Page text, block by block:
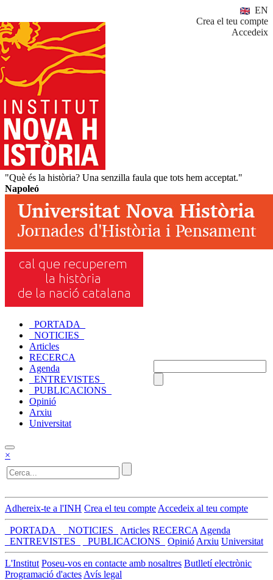
EN
Crea el teu compte
Accedeix
"Què és la història? Una senzilla faula que tots hem acceptat."
Napoleó
_PORTADA_
_NOTICIES_
Articles
RECERCA
Agenda
_ENTREVISTES_
_PUBLICACIONS_
Opinió
Arxiu
Universitat
×
Adhereix-te a l'INH Crea el teu compte Accedeix al teu compte
_PORTADA_ _NOTICIES_ Articles RECERCA Agenda
_ENTREVISTES_
_PUBLICACIONS_ Opinió Arxiu Universitat
L'Institut Poseu-vos en contacte amb nosaltres Butlletí electrònic
Programació d'actes Avís legal